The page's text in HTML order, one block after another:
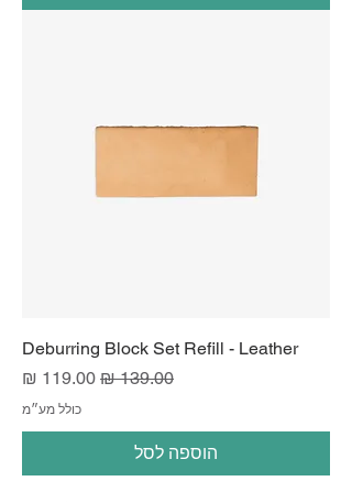
Deburring Block Set Refill - Leather
מחיר רגיל מחיר מבצע
כולל מע״מ
הוספה לסל